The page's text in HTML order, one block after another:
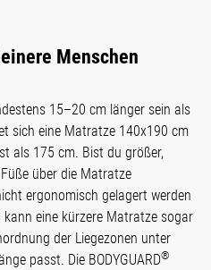
Menschen
15–20 cm länger sein als
sich eine Matratze 140x190 cm
als 175 cm. Bist du größer,
über die Matratze
ergonomisch gelagert werden
eine kürzere Matratze sogar
der Liegezonen unter
passt. Die BODYGUARD®